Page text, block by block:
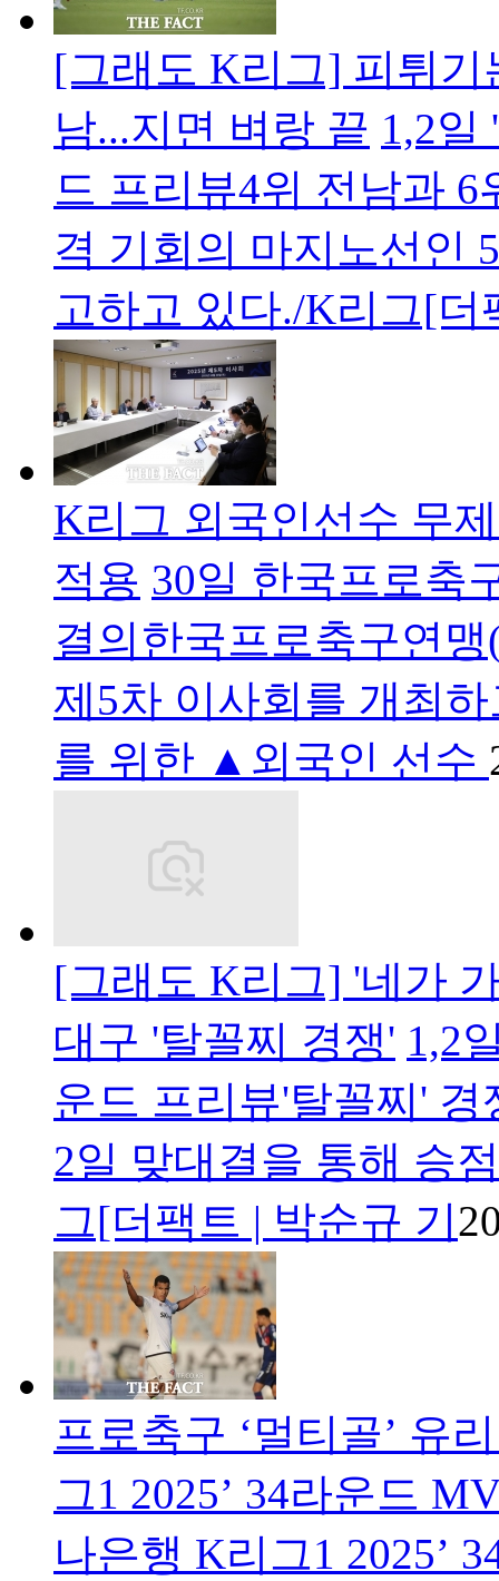
[그래도 K리그] 피튀기
남...지면 벼랑 끝 1,2일
드 프리뷰4위 전남과
격 기회의 마지노선인
고하고 있다./K리그[더
K리그 외국인선수 무
적용 30일 한국프로축
결의한국프로축구연
제5차 이사회를 개최
를 위한 ▲외국인 선수
[그래도 K리그] '네가
대구 '탈꼴찌 경쟁' 1,2
운드 프리뷰'탈꼴찌'
2일 맞대결을 통해 승
그[더팩트 | 박순규 기
프로축구 ‘멀티골’ 유
그1 2025’ 34라운드
나은행 K리그1 2025’